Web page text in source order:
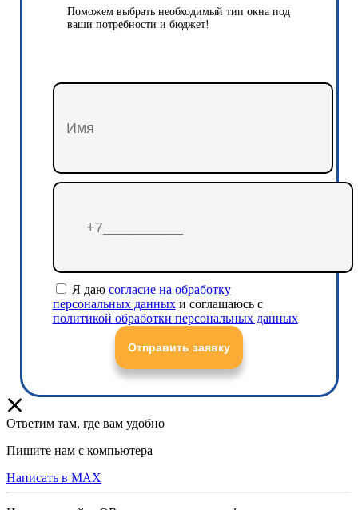
Поможем выбрать необходимый тип окна под
ваши потребности и бюджет!
Я даю согласие на обработку
персональных данныхи соглашаюсь с
политикой обработки персональных данных
Отправить заявку
Ответим там, где вам удобно
Пишите нам с компьютера
Написать в MAX